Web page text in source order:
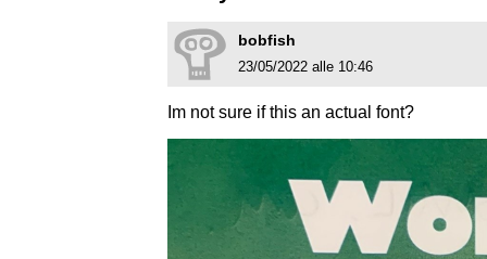
bobfish
23/05/2022 alle 10:46
Im not sure if this an actual font?